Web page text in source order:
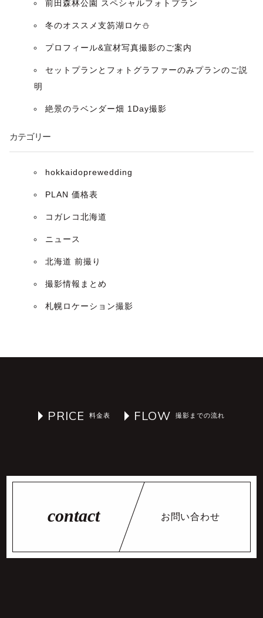
ン
前田森林公園 スペシャルフォトプラン
冬のオススメ支笏湖ロケ⛄️
プロフィール&宣材写真撮影のご案内
セットプランとフォトグラファーのみプランのご説
明
絶景のラベンダー畑 1Day撮影
カテゴリー
hokkaidoprewedding
PLAN 価格表
コガレコ北海道
ニュース
北海道 前撮り
撮影情報まとめ
札幌ロケーション撮影
PRICE FLOW
お問い合わせ